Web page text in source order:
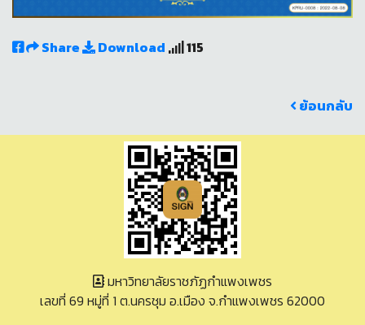
Share Download 115
ย้อนกลับ
มหาวิทยาลัยราชภัฏกำแพงเพชร
เลขที่ 69 หมู่ที่ 1 ต.นครชุม อ.เมือง จ.กำแพงเพชร 62000